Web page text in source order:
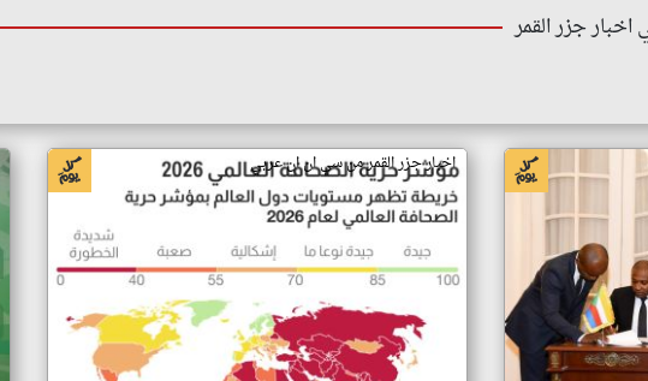
جزر القمر
اخبار جزر القمر من سي ان ان عربي